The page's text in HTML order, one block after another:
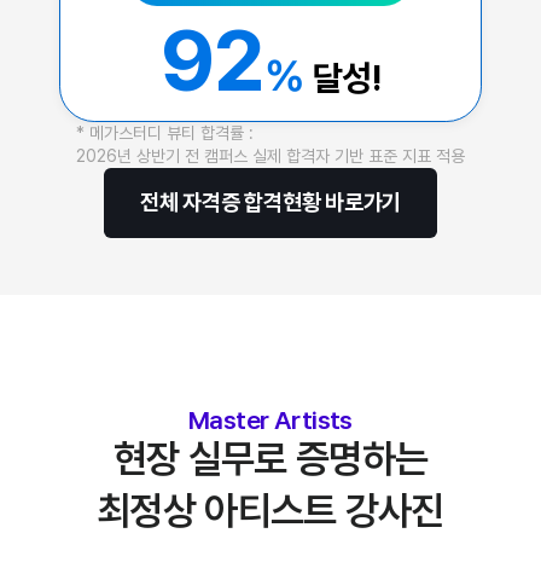
92% 달성!
* 메가스터디 뷰티 합격률 :
2026년 상반기 전 캠퍼스 실제 합격자 기반 표준 지표 적용
전체 자격증 합격현황 바로가기
Master Artists
현장 실무로 증명하는
최정상 아티스트 강사진